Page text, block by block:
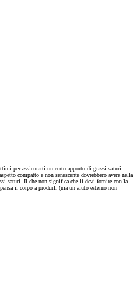
per assicurarti un certo apporto di grassi saturi.
compatto e non senescente dovrebbero avere nella
saturi. Il che non significa che li devi fornire con la
il corpo a produrli (ma un aiuto esterno non